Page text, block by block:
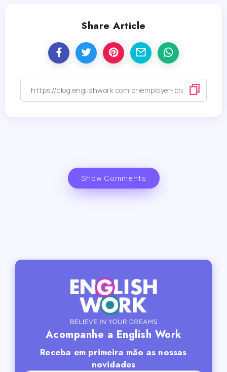
Share Article
Show Comments
Acompanhe a English Work
Receba em primeira mão as nossas
novidades